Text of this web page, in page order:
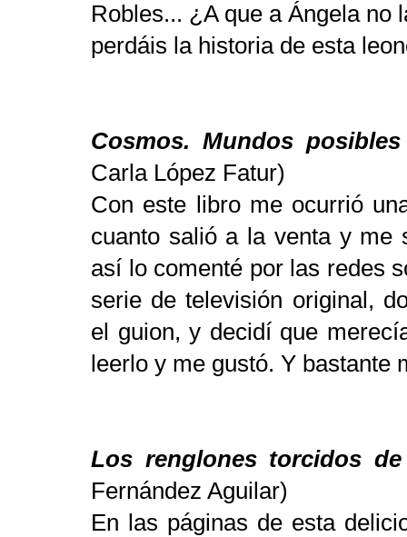
Robles... ¿A que a Ángela no
perdáis la historia de esta
Cosmos. Mundos posibles
Carla López Fatur)
Con este libro me ocurrió
cuanto salió a la venta y me
así lo comenté por las redes
serie de televisión original,
el guion, y decidí que
leerlo y me gustó. Y bastante
Los renglones torcidos
Fernández Aguilar)
En las páginas de esta